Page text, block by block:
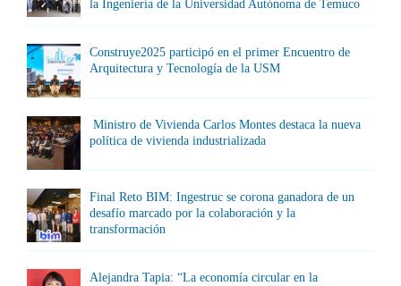
la Ingeniería de la Universidad Autónoma de Temuco
Construye2025 participó en el primer Encuentro de
Arquitectura y Tecnología de la USM
Ministro de Vivienda Carlos Montes destaca la nueva
política de vivienda industrializada
Final Reto BIM: Ingestruc se corona ganadora de un
desafío marcado por la colaboración y la
transformación
Alejandra Tapia: “La economía circular en la